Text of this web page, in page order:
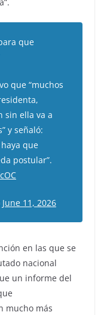
que
que “muchos
sin ella va a
y señaló:
que
postular”.
June 11, 2026
en las que se
nacional
un informe del
mucho más